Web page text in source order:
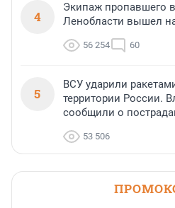
4
Экипаж пропавшего
Ленобласти вышел
56 254 60
5
ВСУ ударили
территории России.
сообщили о
53 506